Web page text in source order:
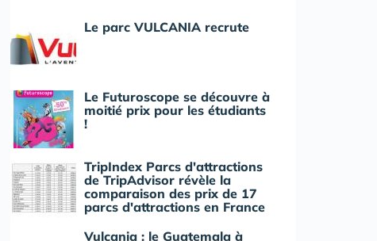
Le parc VULCANIA recrute
Le Futuroscope se découvre à
moitié prix pour les étudiants
!
TripIndex Parcs d'attractions
de TripAdvisor révèle la
comparaison des prix de 17
parcs d'attractions en France
Vulcania : le Guatemala à